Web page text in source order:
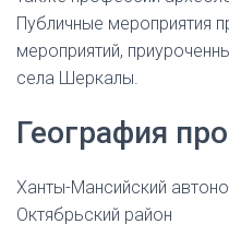
Публичные мероприятия
мероприятий,
села Шеркалы.
География
Ханты-Мансийский
Октябрьский район